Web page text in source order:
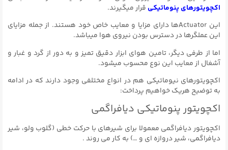
اکچویتورهای پنوماتیکی قرار میگیرند.
این Actuatorها دارای مزایا و معایب خاص خود هستند. از جمله مزایای
این عملگرها در دسترس بودن نیروی هوا میباشد.
اما از طرفی دیگر، تامین هوای ابزار دقیق تمیز و به دور از گرد و غبار و
آشغال از معایب این نوع محسوب میشود.
اکچویتورهای نیوماتیکی هم در انواع مختلفی وجود دارند که در ادامه
به توضیح هریک خواهیم پرداخت:
اکچویتور پنوماتیکی دیافراگمی
اکچویتور دیافراگمی معمولا برای شیرهای با حرکت خطی (گلوب ولو، شیر
دیافراگمی، شیر دروازه ای و …) به کار می روند .